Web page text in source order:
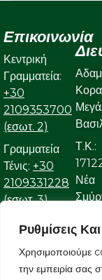
Ρυθμίσεις
Χρησιμοποιούμε
την εμπειρία σας
Επικοινωνία
Κεντρική
Γραμματεία:
+30
2109353700
(εσωτ. 2)
Γραμματεία
Τένις: +30
2109331228
(εσωτ. 3)
Γραμματεία
Κολυμβητικού:
+30
2109323632
Τ.Κ.:
Νέα